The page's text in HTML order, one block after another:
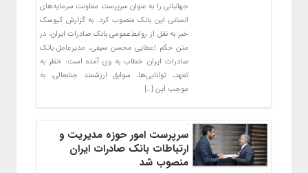
جهانبانی را به عنوان سرپرست معاونت سرمایه‌های
انسانی این بانک منصوب کرد. به گزارش کیوسک
خبر به نقل از روابط‌عمومی بانک صادرات ایران، در
متن حکم اعطایی محسن سیفی، مدیرعامل بانک
صادرات ایران خطاب به وی آمده است: «نظر به
تعهد، توانایی‌ها، سوابق ارزشمند جنابعالی، به
موجب این […]
سرپرست امور حوزه مدیریت و
ارتباطات بانک صادرات ایران
منصوب شد